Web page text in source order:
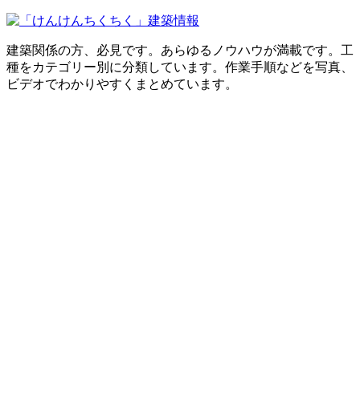
建築関係の方、必見です。あらゆるノウハウが満載です。工
種をカテゴリー別に分類しています。作業手順などを写真、
ビデオでわかりやすくまとめています。